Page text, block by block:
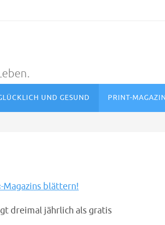
UND GESUND PRINT-MAGAZIN
Magazins blättern!
dreimal jährlich als gratis